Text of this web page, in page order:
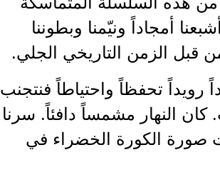
أمجاداً ونيّمنا وبطوننا
قبل الزمن التاريخي الجلي.
تحفظاً واحتياطاً فنتجنب
كان النهار مشمساً دافئاً. سرنا
صورة الكورة الخضراء في